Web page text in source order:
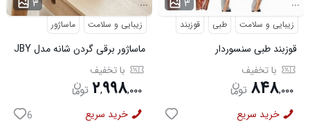
۳
زیبایی و سلامت ماساژور
ماساژور برقی گردن شانه مدل JBY
827 با تخفیف
۲,۹۹۸,۰۰۰
خرید سریع 6
۳
زیبایی و سلامت طبی قوزبند
قوزبند طبی سنسوردار
با تخفیف
۸۴۸,۰۰۰
خرید سریع